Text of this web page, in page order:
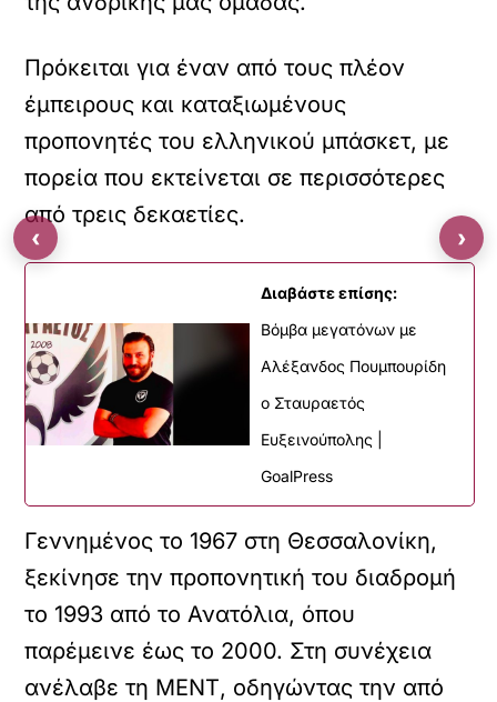
Πρόκειται για έναν από τους πλέον
έμπειρους και καταξιωμένους
προπονητές του ελληνικού μπάσκετ, με
πορεία που εκτείνεται σε περισσότερες
από τρεις δεκαετίες.
Διαβάστε επίσης:
Βόμβα μεγατόνων με
Αλέξανδος Πουμπουρίδη
ο Σταυραετός
Ευξεινούπολης |
GoalPress
Γεννημένος το 1967 στη Θεσσαλονίκη,
ξεκίνησε την προπονητική του διαδρομή
το 1993 από το Ανατόλια, όπου
παρέμεινε έως το 2000. Στη συνέχεια
ανέλαβε τη ΜΕΝΤ, οδηγώντας την από
‹ ›